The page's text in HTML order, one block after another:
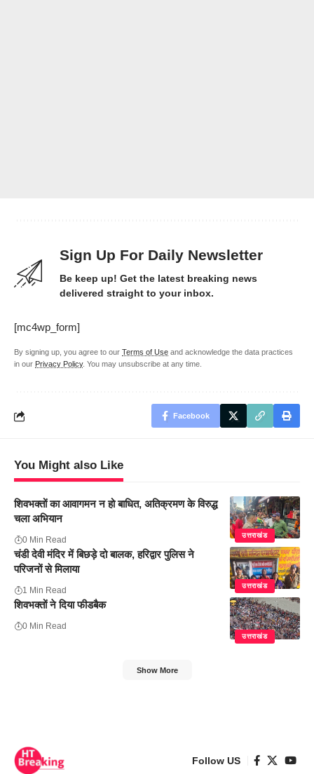
Sign Up For Daily Newsletter
Be keep up! Get the latest breaking news
delivered straight to your inbox.
[mc4wp_form]
By signing up, you agree to our Terms of Use and acknowledge the data practices
in our Privacy Policy. You may unsubscribe at any time.
Facebook
You Might also Like
उत्तराखंड
शिवभक्तों का आवागमन न हो बाधित, अतिक्रमण के विरुद्ध
चला अभियान
0 Min Read
उत्तराखंड
चंडी देवी मंदिर में बिछड़े दो बालक, हरिद्वार पुलिस ने
परिजनों से मिलाया
1 Min Read
उत्तराखंड
शिवभक्तों ने दिया फीडबैक
0 Min Read
Show More
Follow US